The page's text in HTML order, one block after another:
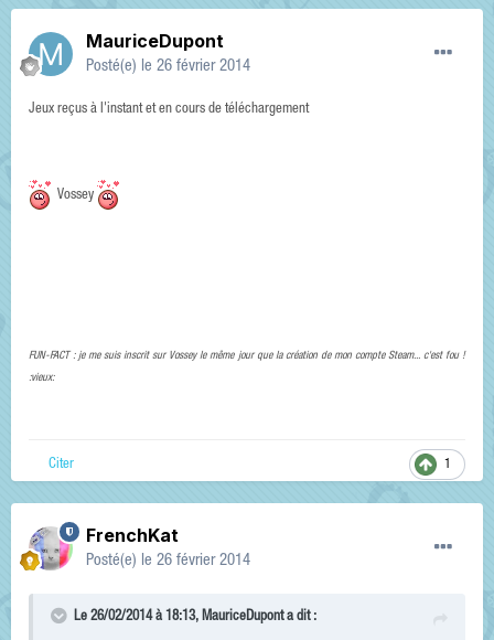
MauriceDupont
Posté(e) le 26 février 2014
Jeux reçus à l'instant et en cours de téléchargement
Vossey
FUN-FACT : je me suis inscrit sur Vossey le même jour que la création de mon compte Steam... c'est fou !
:vieux:
1
Citer
FrenchKat
Posté(e) le 26 février 2014
Le 26/02/2014 à 18:13, MauriceDupont a dit :